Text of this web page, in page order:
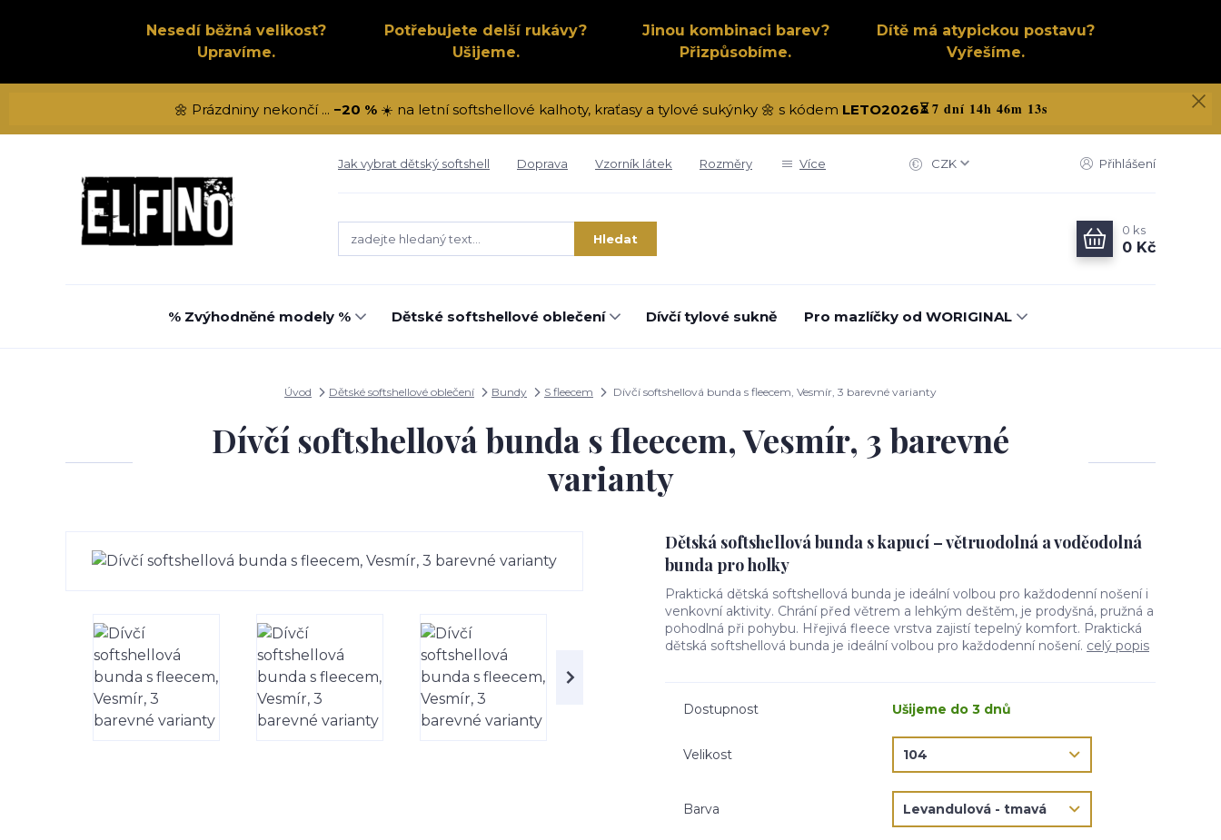
Nesedí běžná velikost?
Upravíme.
Potřebujete delší rukávy?
Ušijeme.
Jinou kombinaci barev?
Přizpůsobíme.
Dítě má atypickou postavu?
Vyřešíme.
🌼 Prázdniny nekončí ... −20 %☀️ na letní softshellové kalhoty, kraťasy a tylové sukýnky 🌼 s kódem LETO2026⏳7 dní 14h 46m 12s
Jak vybrat dětský softshell Doprava Vzorník látek Rozměry Více CZK Přihlášení
Hledat
0 ks
0 Kč
% Zvýhodněné modely % Dětské softshellové oblečení Dívčí tylové sukně Pro mazlíčky od WORIGINAL
Úvod Dětské softshellové oblečení Bundy S fleecem Dívčí softshellová bunda s fleecem, Vesmír, 3 barevné varianty
Dívčí softshellová bunda s fleecem, Vesmír, 3 barevné
varianty
Dětská softshellová bunda s kapucí – větruodolná a voděodolná
bunda pro holky
Praktická dětská softshellová bunda je ideální volbou pro každodenní nošení i
venkovní aktivity. Chrání před větrem a lehkým deštěm, je prodyšná, pružná a
pohodlná při pohybu. Hřejivá fleece vrstva zajistí tepelný komfort. Praktická
dětská softshellová bunda je ideální volbou pro každodenní nošení. celý popis
Dostupnost Ušijeme do 3 dnů
Velikost
Barva